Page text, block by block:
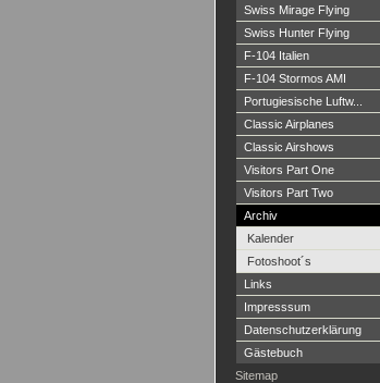
Swiss Mirage Flying
Swiss Hunter Flying
F-104 Italien
F-104 Stormos AMI
Portugiesische Luftw...
Classic Airplanes
Classic Airshows
Visitors Part One
Visitors Part Two
Archiv
Kalender
Fotoshoot´s
Links
Impresssum
Datenschutzerklärung
Gästebuch
Sitemap